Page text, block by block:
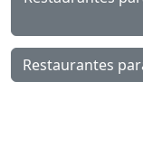
Restaurantes